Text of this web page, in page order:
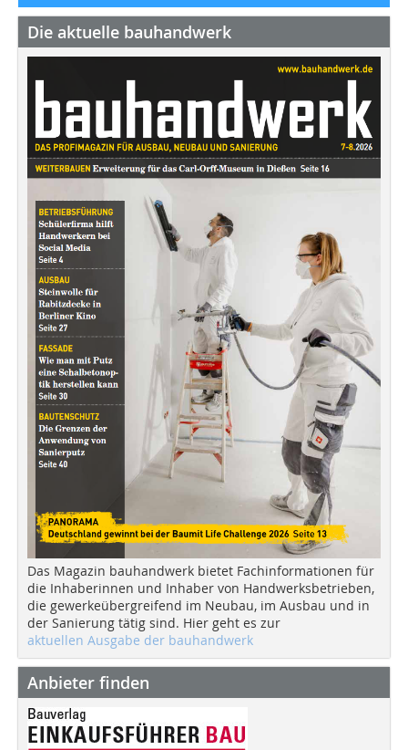
Die aktuelle bauhandwerk
Das Magazin bauhandwerk bietet Fachinformationen für
die Inhaberinnen und Inhaber von Handwerksbetrieben,
die gewerkeübergreifend im Neubau, im Ausbau und in
der Sanierung tätig sind. Hier geht es zur
aktuellen Ausgabe der bauhandwerk
Anbieter finden